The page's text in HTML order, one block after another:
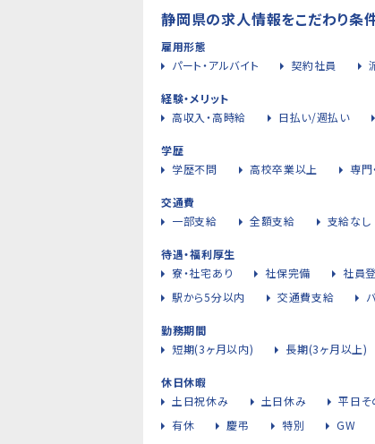
静岡県の求人情報をこだわり条
雇用形態
パート・アルバイト
契約社員
経験・メリット
高収入・高時給
日払い/週払い
学歴
学歴不問
高校卒業以上 専門
交通費
一部支給
全額支給 支給なし
待遇・福利厚生
寮・社宅あり
社保完備 社員
駅から5分以内
交通費支給
勤務期間
短期(3ヶ月以内)
長期(3ヶ月以上)
休日休暇
土日祝休み
土日休み 平日そ
有休
慶弔 特別 GW